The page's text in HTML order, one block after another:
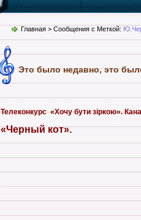
Теги ТОП
Главная > Сообщения с Меткой:
Это было недавно, это
Телеконкурс «Хочу бути зіркою».
«Черный кот».